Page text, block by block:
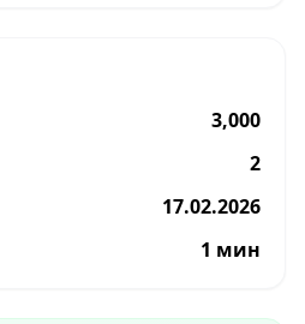
3,000
2
17.02.2026
1 мин